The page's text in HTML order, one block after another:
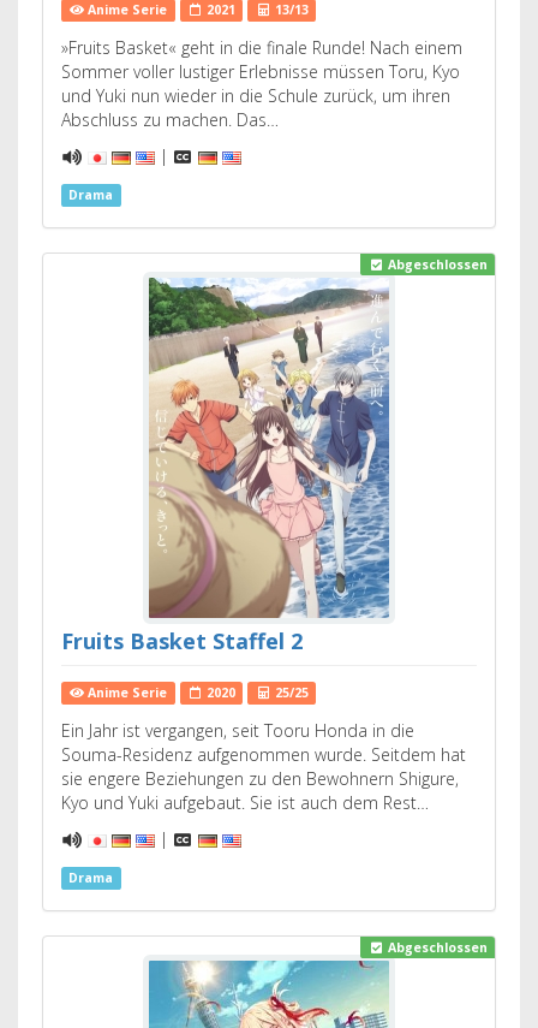
Anime Serie 2021 13/13
»Fruits Basket« geht in die finale Runde! Nach einem
Sommer voller lustiger Erlebnisse müssen Toru, Kyo
und Yuki nun wieder in die Schule zurück, um ihren
Abschluss zu machen. Das…
|
Drama
Abgeschlossen
Fruits Basket Staffel 2
Anime Serie 2020 25/25
Ein Jahr ist vergangen, seit Tooru Honda in die
Souma-Residenz aufgenommen wurde. Seitdem hat
sie engere Beziehungen zu den Bewohnern Shigure,
Kyo und Yuki aufgebaut. Sie ist auch dem Rest…
|
Drama
Abgeschlossen